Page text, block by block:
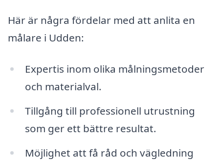
Här är några fördelar med att anlita en
målare i Udden:
Expertis inom olika målningsmetoder
och materialval.
Tillgång till professionell utrustning
som ger ett bättre resultat.
Möjlighet att få råd och vägledning